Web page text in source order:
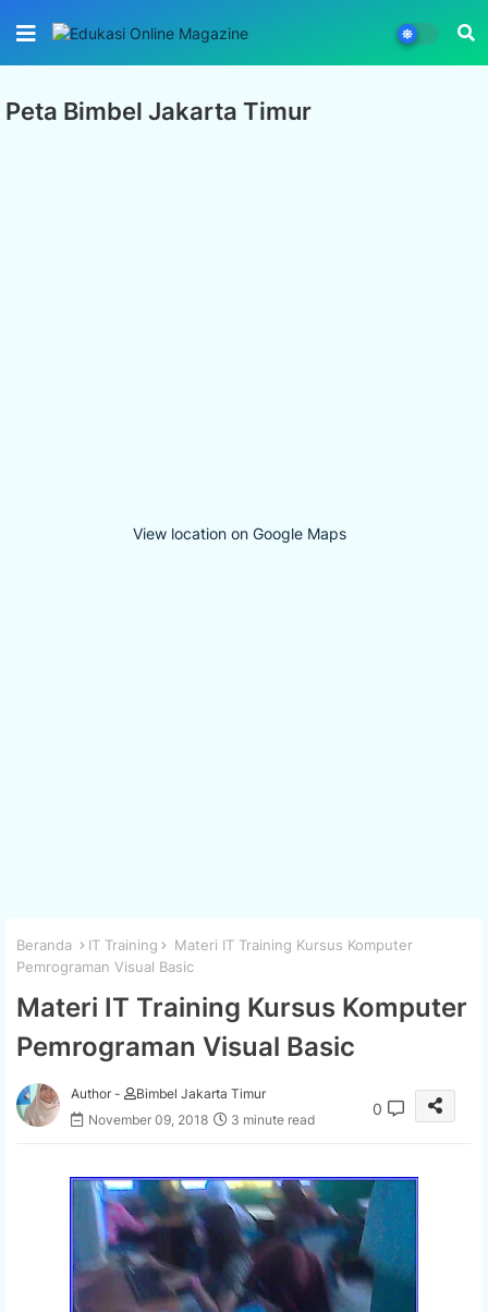
Peta Bimbel Jakarta Timur
View location on Google Maps
Beranda IT Training
Materi IT Training Kursus Komputer
Pemrograman Visual Basic
Materi IT Training Kursus Komputer
Pemrograman Visual Basic
Author -
Bimbel Jakarta Timur
November 09, 2018
3 minute read
0